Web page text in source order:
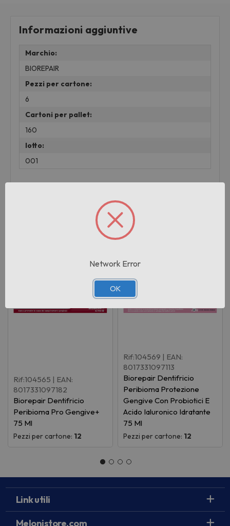
Informazioni aggiuntive
Marchio:
BIOREPAIR
Pezzi per cartone:
6
Cartoni per pallet:
160
lotto:
001
Prodotti correlati
Rif:104565 | EAN:
8017331097182
Biorepair Dentifricio
Peribioma Pro Gengive+
75 Ml
Pezzi per cartone: 12
Rif:104569 | EAN:
8017331097113
Biorepair Dentifricio
Peribioma Protezione
Gengive Con Probiotici E
Acido Ialuronico Idratante
75 Ml
Pezzi per cartone: 12
Link utili
Melonistore.com
Network Error
OK